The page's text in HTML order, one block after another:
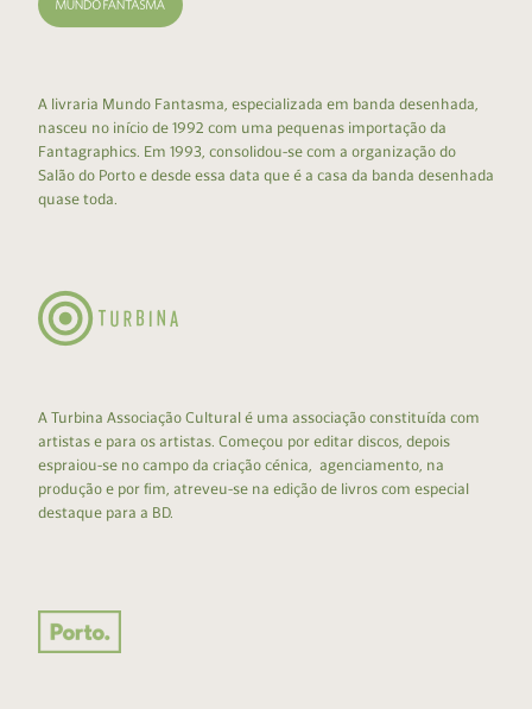
A livraria Mundo Fantasma, especializada em banda desenhada,
nasceu no início de 1992 com uma pequenas importação da
Fantagraphics. Em 1993, consolidou-se com a organização do
Salão do Porto e desde essa data que é a casa da banda desenhada
quase toda.
A Turbina Associação Cultural é uma associação constituída com
artistas e para os artistas. Começou por editar discos, depois
espraiou-se no campo da criação cénica, agenciamento, na
produção e por fim, atreveu-se na edição de livros com especial
destaque para a BD.